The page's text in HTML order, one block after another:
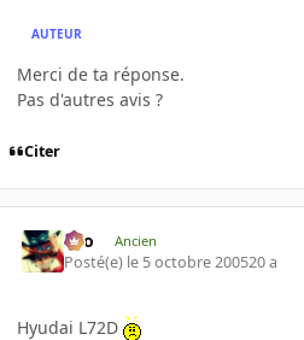
AUTEUR
Merci de ta réponse.
Pas d'autres avis ?
Citer
eYo Ancien
Posté(e) le 5 octobre 200520 a
Hyudai L72D